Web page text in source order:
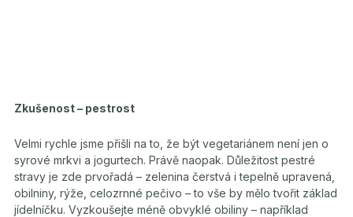
Zkušenost – pestrost
Velmi rychle jsme přišli na to, že být vegetariánem není jen o
syrové mrkvi a jogurtech. Právě naopak. Důležitost pestré
stravy je zde prvořadá – zelenina čerstvá i tepelně upravená,
obilniny, rýže, celozrnné pečivo – to vše by mělo tvořit základ
jídelníčku. Vyzkoušejte méně obvyklé obiliny – například